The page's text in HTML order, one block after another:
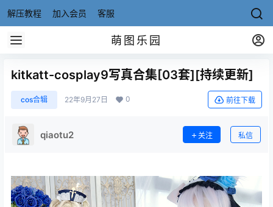
解压教程 加入会员 客服
萌图乐园
kitkatt-cosplay9写真合集[03套][持续更新]
cos合辑 22年9月27日 0 前往下载
qiaotu2 关注 私信